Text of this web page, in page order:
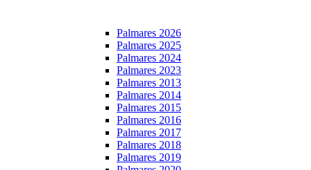
Palmares 2026
Palmares 2025
Palmares 2024
Palmares 2023
Palmares 2013
Palmares 2014
Palmares 2015
Palmares 2016
Palmares 2017
Palmares 2018
Palmares 2019